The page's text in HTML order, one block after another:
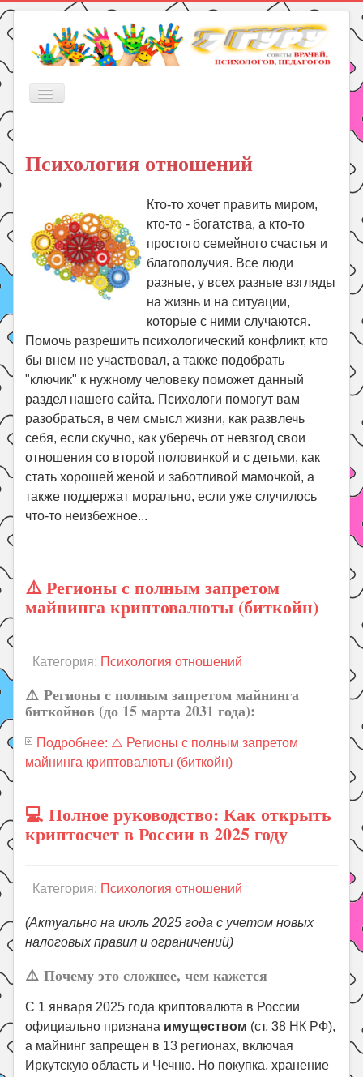
Включить/
Книги
Подготовка к школе
Уроки
ГДЗ
Праздники
Летом!
Поиск
Психология отношений
Кто-то хочет править миром,
кто-то - богатства, а кто-то
простого семейного счастья и
благополучия. Все люди
разные, у всех разные взгляды
на жизнь и на ситуации,
которые с ними случаются.
Помочь разрешить психологический конфликт, кто
бы внем не участвовал, а также подобрать
"ключик" к нужному человеку поможет данный
раздел нашего сайта. Психологи помогут вам
разобраться, в чем смысл жизни, как развлечь
себя, если скучно, как уберечь от невзгод свои
отношения со второй половинкой и с детьми, как
стать хорошей женой и заботливой мамочкой, а
также поддержат морально, если уже случилось
что-то неизбежное...
⚠️ Регионы с полным запретом
майнинга криптовалюты (биткойн)
Категория: Психология отношений
⚠️Регионы с полным запретом майнинга
биткойнов (до 15 марта 2031 года):
Подробнее: ⚠️ Регионы с полным запретом
майнинга криптовалюты (биткойн)
💻 Полное руководство: Как открыть
криптосчет в России в 2025 году
Категория: Психология отношений
(Актуально на июль 2025 года с учетом новых
налоговых правил и ограничений)
⚠️Почему это сложнее, чем кажется
С 1 января 2025 года криптовалюта в России
официально признана имуществом (ст. 38 НК РФ),
а майнинг запрещен в 13 регионах, включая
Иркутскую область и Чечню. Но покупка, хранение